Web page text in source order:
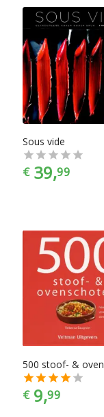
Sous vide
€ 39,99
€ 9,99